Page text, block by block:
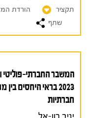
תקציר
הורדת
שתף
המשבר החברתי-
2023 בראי היחסים
חברתיות